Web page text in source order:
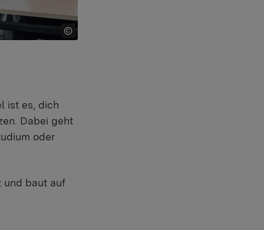
ist es, dich
Dabei geht
oder
und baut auf